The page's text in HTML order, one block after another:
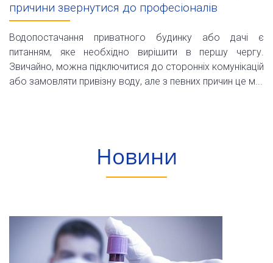
причини звернутися до професіоналів
Водопостачання приватного будинку або дачі є
питанням, яке необхідно вирішити в першу чергу.
Звичайно, можна підключитися до сторонніх комунікацій
або замовляти привізну воду, але з певних причин це м...
Новини